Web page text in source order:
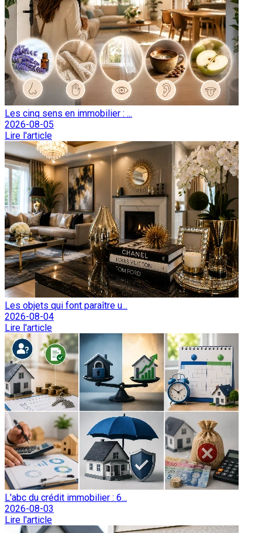
Les cinq sens en immobilier : ...
2026-08-05
Lire l'article
Les objets qui font paraître u...
2026-08-04
Lire l'article
L'abc du crédit immobilier : 6...
2026-08-03
Lire l'article